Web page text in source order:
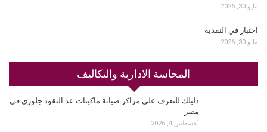
مايو 30, 2026
اختبار في النقدية
مايو 30, 2026
المحاسة الاداربة والتكاليف
دليلك للتعرف على مراكز صيانة ماكينات عد النقود جلوري في
مصر
أغسطس 4, 2026